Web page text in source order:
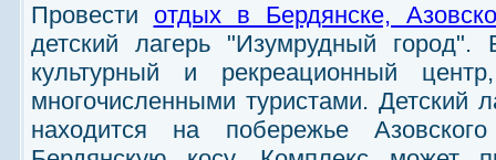
Провести отдых в Бердянске,
детский лагерь "Изумрудный город".
культурный и рекреационный
многочисленными туристами. Детский
находится на побережье